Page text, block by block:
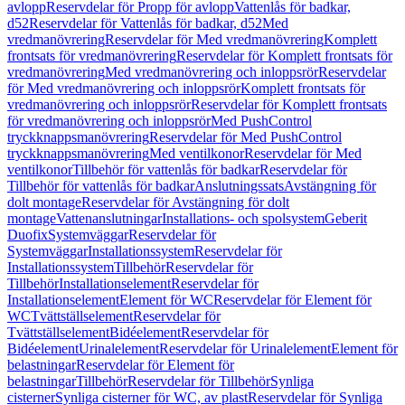
avloppReservdelar för Propp för avloppVattenlås för badkar,
d52Reservdelar för Vattenlås för badkar, d52Med
vredmanövreringReservdelar för Med vredmanövreringKomplett
frontsats för vredmanövreringReservdelar för Komplett frontsats för
vredmanövreringMed vredmanövrering och inloppsrörReservdelar
för Med vredmanövrering och inloppsrörKomplett frontsats för
vredmanövrering och inloppsrörReservdelar för Komplett frontsats
för vredmanövrering och inloppsrörMed PushControl
tryckknappsmanövreringReservdelar för Med PushControl
tryckknappsmanövreringMed ventilkonorReservdelar för Med
ventilkonorTillbehör för vattenlås för badkarReservdelar för
Tillbehör för vattenlås för badkarAnslutningssatsAvstängning för
dolt montageReservdelar för Avstängning för dolt
montageVattenanslutningarInstallations- och spolsystemGeberit
DuofixSystemväggarReservdelar för
SystemväggarInstallationssystemReservdelar för
InstallationssystemTillbehörReservdelar för
TillbehörInstallationselementReservdelar för
InstallationselementElement för WCReservdelar för Element för
WCTvättställselementReservdelar för
TvättställselementBidéelementReservdelar för
BidéelementUrinalelementReservdelar för UrinalelementElement för
belastningarReservdelar för Element för
belastningarTillbehörReservdelar för TillbehörSynliga
cisternerSynliga cisterner för WC, av plastReservdelar för Synliga